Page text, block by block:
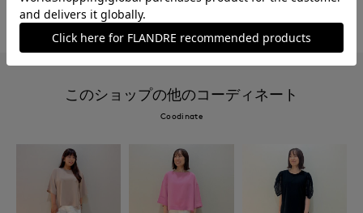
#食事会 #コットン #新作
このショップの他のコーディネート
Coodinate